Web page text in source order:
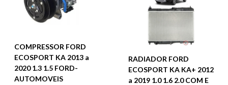
COMPRESSOR FORD
ECOSPORT KA 2013 a
2020 1.3 1.5 FORD-
AUTOMOVEIS
RADIADOR FORD
ECOSPORT KA KA+ 2012
a 2019 1.0 1.6 2.0 COM E